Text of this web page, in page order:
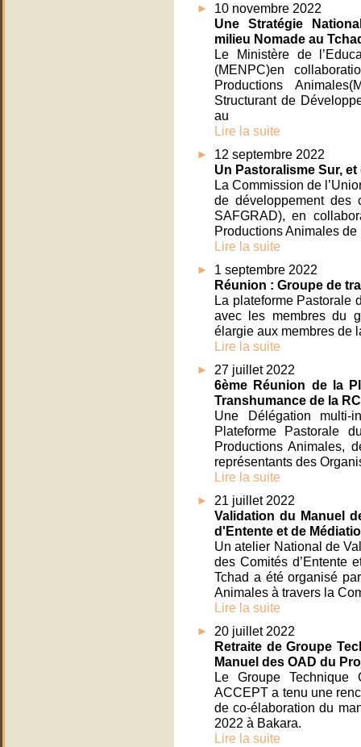
10 novembre 2022
Une Stratégie
milieu Nomade au
Le Ministère de
(MENPC)en
Productions
Structurant de
au
Lire la suite
12 septembre 2022
Un Pastoralisme Sur,
La Commission de
de développement des
SAFGRAD), en
Productions Animales
Lire la suite
1 septembre 2022
Réunion : Groupe de
La plateforme Pastorale
avec les membres du
élargie aux membres de
Lire la suite
27 juillet 2022
6ème Réunion de la
Transhumance de la
Une Délégation multi-
Plateforme Pastorale
Productions Animales,
représentants des
Lire la suite
21 juillet 2022
Validation du Manuel
d'Entente et de
Un atelier National de
des Comités d’Entente
Tchad a été organisé
Animales à travers la
Lire la suite
20 juillet 2022
Retraite de Groupe
Manuel des OAD du
Le Groupe
ACCEPT a tenu une
de co-élaboration du
2022 à Bakara.
Lire la suite